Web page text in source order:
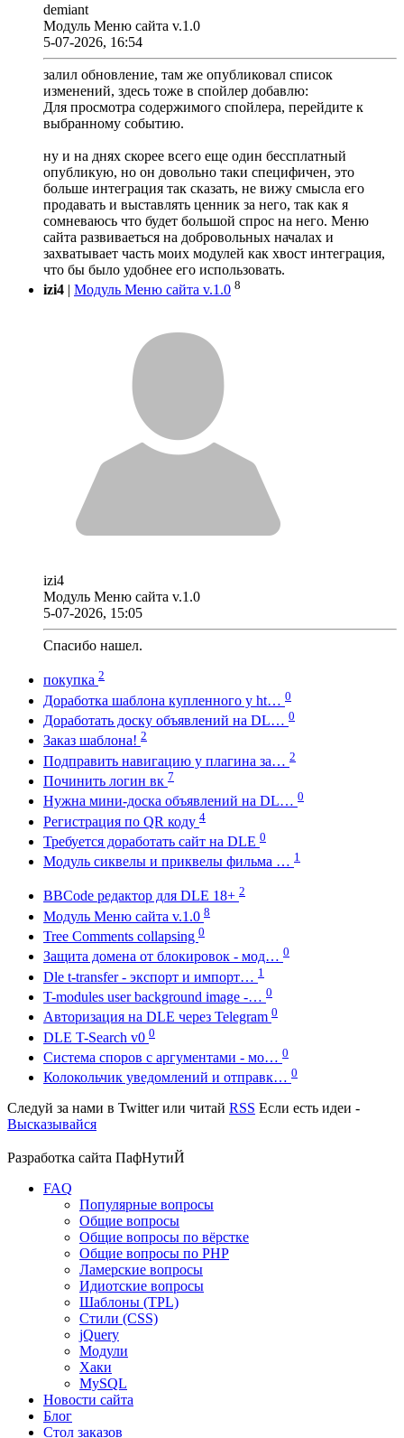
demiant
Модуль Меню сайта v.1.0
5-07-2026, 16:54
залил обновление, там же опубликовал список
изменений, здесь тоже в спойлер добавлю:
Для просмотра содержимого спойлера, перейдите к
выбранному событию.
ну и на днях скорее всего еще один бессплатный
опубликую, но он довольно таки специфичен, это
больше интеграция так сказать, не вижу смысла его
продавать и выставлять ценник за него, так как я
сомневаюсь что будет большой спрос на него. Меню
сайта развиваеться на добровольных началах и
захватывает часть моих модулей как хвост интеграция,
что бы было удобнее его использовать.
izi4 | Модуль Меню сайта v.1.0 8
izi4
Модуль Меню сайта v.1.0
5-07-2026, 15:05
Спасибо нашел.
покупка 2
Доработка шаблона купленного у ht… 0
Доработать доску объявлений на DL… 0
Заказ шаблона! 2
Подправить навигацию у плагина за… 2
Починить логин вк 7
Нужна мини-доска объявлений на DL… 0
Регистрация по QR коду 4
Требуется доработать сайт на DLE 0
Модуль сиквелы и приквелы фильма … 1
BBCode редактор для DLE 18+ 2
Модуль Меню сайта v.1.0 8
Tree Comments collapsing 0
Защита домена от блокировок - мод… 0
Dle t-transfer - экспорт и импорт… 1
T-modules user background image -… 0
Авторизация на DLE через Telegram 0
DLE T-Search v0 0
Система споров с аргументами - мо… 0
Колокольчик уведомлений и отправк… 0
Следуй за нами в Twitterили читай RSS Если есть идеи -
Высказывайся
Разработка сайта ПафНутиЙ
FAQ
Популярные вопросы
Общие вопросы
Общие вопросы по вёрстке
Общие вопросы по PHP
Ламерские вопросы
Идиотские вопросы
Шаблоны (TPL)
Стили (CSS)
jQuery
Модули
Хаки
MySQL
Новости сайта
Блог
Стол заказов